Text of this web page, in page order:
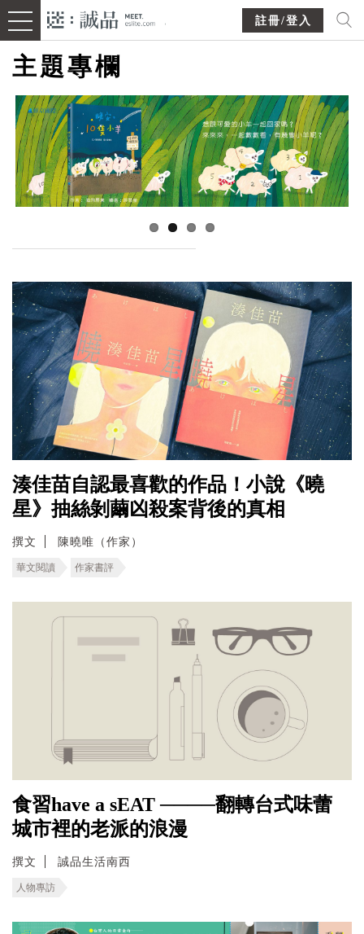
註冊/登入
主題專欄
湊佳苗自認最喜歡的作品！小說《曉
星》抽絲剝繭凶殺案背後的真相
撰文 陳曉唯（作家）
華文閱讀 作家書評
食習have a sEAT ────翻轉台式味蕾
城市裡的老派的浪漫
撰文 誠品生活南西
人物專訪